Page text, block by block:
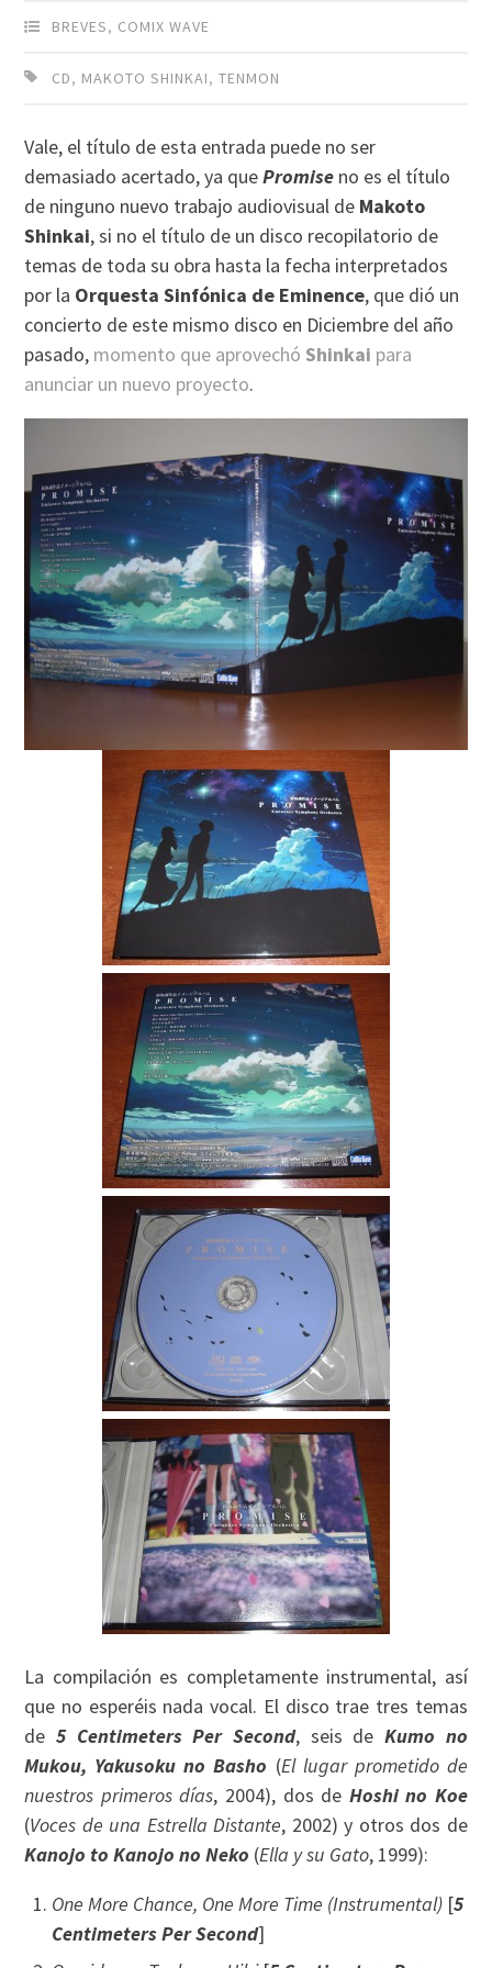
BREVES, COMIX WAVE
CD, MAKOTO SHINKAI,TENMON
Vale, el título de esta entrada puede no ser
demasiado acertado, ya quePromise no es el título
de ninguno nuevo trabajo audiovisual de Makoto
Shinkai, si no el título de un disco recopilatorio de
temas de toda su obra hasta la fecha interpretados
por la Orquesta Sinfónica de Eminence, que dió un
concierto de este mismo disco en Diciembre del año
pasado, momento que aprovechó Shinkai para
anunciar un nuevo proyecto.
La compilación es completamente instrumental, así
que no esperéis nada vocal. El disco trae tres temas
de5 Centimeters Per Second, seis de Kumo no
Mukou, Yakusoku no Basho (El lugar prometido de
nuestros primeros días, 2004), dos de Hoshi no Koe
(Voces de una Estrella Distante, 2002) y otros dos de
Kanojo to Kanojo no Neko (Ella y su Gato, 1999):
One More Chance, One More Time (Instrumental) [5
Centimeters Per Second]